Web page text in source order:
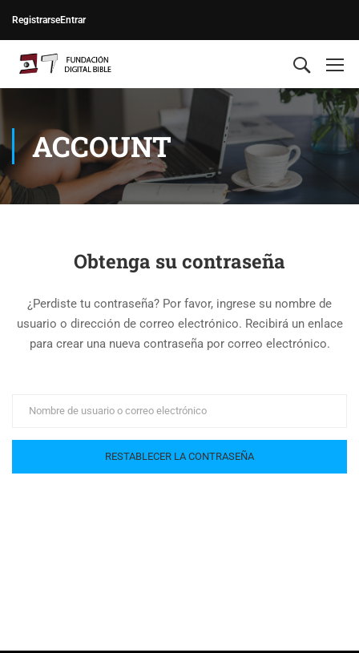
RegistrarseEntrar
ACCOUNT
Obtenga su contraseña
¿Perdiste tu contraseña? Por favor, ingrese su nombre de
usuario o dirección de correo electrónico. Recibirá un enlace
para crear una nueva contraseña por correo electrónico.